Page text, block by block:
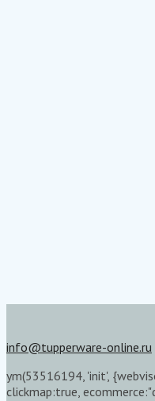
info@tupperware-online.ru
ym(53516194, 'init',
clickmap:true,